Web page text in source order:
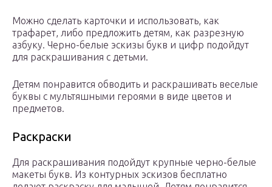
Можно сделать карточки и использовать, как
трафарет, либо предложить детям, как разрезную
азбуку. Черно-белые эскизы букв и цифр подойдут
для раскрашивания с детьми.
Детям понравится обводить и раскрашивать веселые
буквы с мультяшными героями в виде цветов и
предметов.
Раскраски
Для раскрашивания подойдут крупные черно-белые
макеты букв. Из контурных эскизов бесплатно